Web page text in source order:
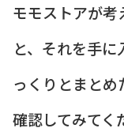
モモストアが
と、それを手
っくりとまと
確認してみてく